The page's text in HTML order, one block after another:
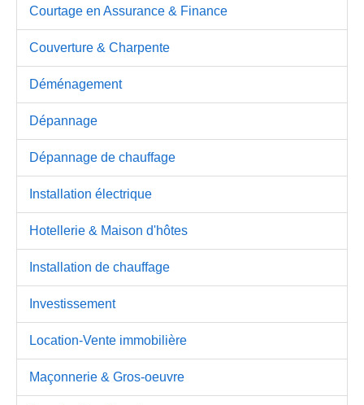
Courtage en Assurance & Finance
Couverture & Charpente
Déménagement
Dépannage
Dépannage de chauffage
Installation électrique
Hotellerie & Maison d'hôtes
Installation de chauffage
Investissement
Location-Vente immobilière
Maçonnerie & Gros-oeuvre